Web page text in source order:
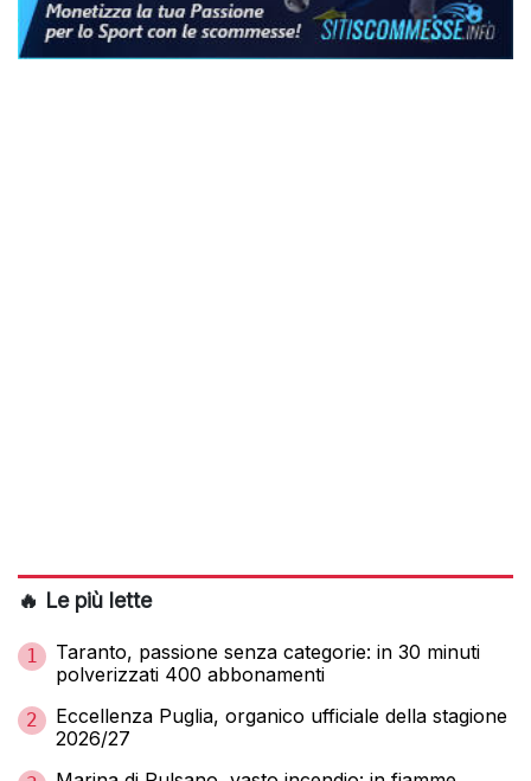
🔥 Le più lette
1
Taranto, passione senza categorie: in 30 minuti
polverizzati 400 abbonamenti
2
Eccellenza Puglia, organico ufficiale della stagione
2026/27